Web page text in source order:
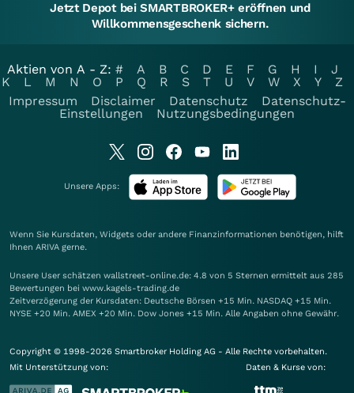
Jetzt Depot bei SMARTBROKER+ eröffnen und
Willkommensgeschenk sichern.
Aktien von A - Z: # A B C D E F G H I
J
K
L M N O P Q R S T U V W X Y
Z
Impressum
Disclaimer Datenschutz
Datenschutz-
Einstellungen
Nutzungsbedingungen
Unsere Apps:
Wenn Sie Kursdaten, Widgets oder andere Finanzinformationen benötigen, hilft
Ihnen ARIVA gerne.
Unsere User schätzen wallstreet-online.de: 4.8 von 5 Sternen ermittelt aus 285
Bewertungen bei www.kagels-trading.de
Zeitverzögerung der Kursdaten: Deutsche Börsen +15 Min. NASDAQ +15 Min.
NYSE +20 Min. AMEX +20 Min. Dow Jones +15 Min. Alle Angaben ohne Gewähr.
Copyright © 1998-2026 Smartbroker Holding AG - Alle Rechte vorbehalten.
Mit Unterstützung von:
Daten & Kurse von: